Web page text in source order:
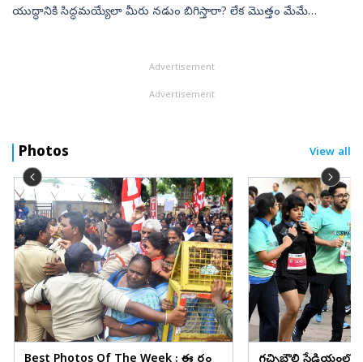
యుద్ధానికి సిద్ధమయ్యేలా మీరు నడుం బిగిస్తారా? లేక మొత్తం మేమే
Advertisement
Advertisement
Photos View all